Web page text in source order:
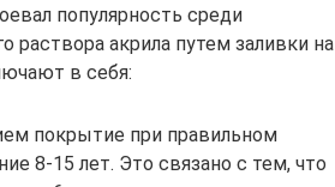
популярность среди
раствора акрила путем заливки на
в себя:
покрытие при правильном
8-15 лет. Это связано с тем, что